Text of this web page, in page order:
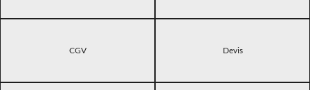
CGV Devis